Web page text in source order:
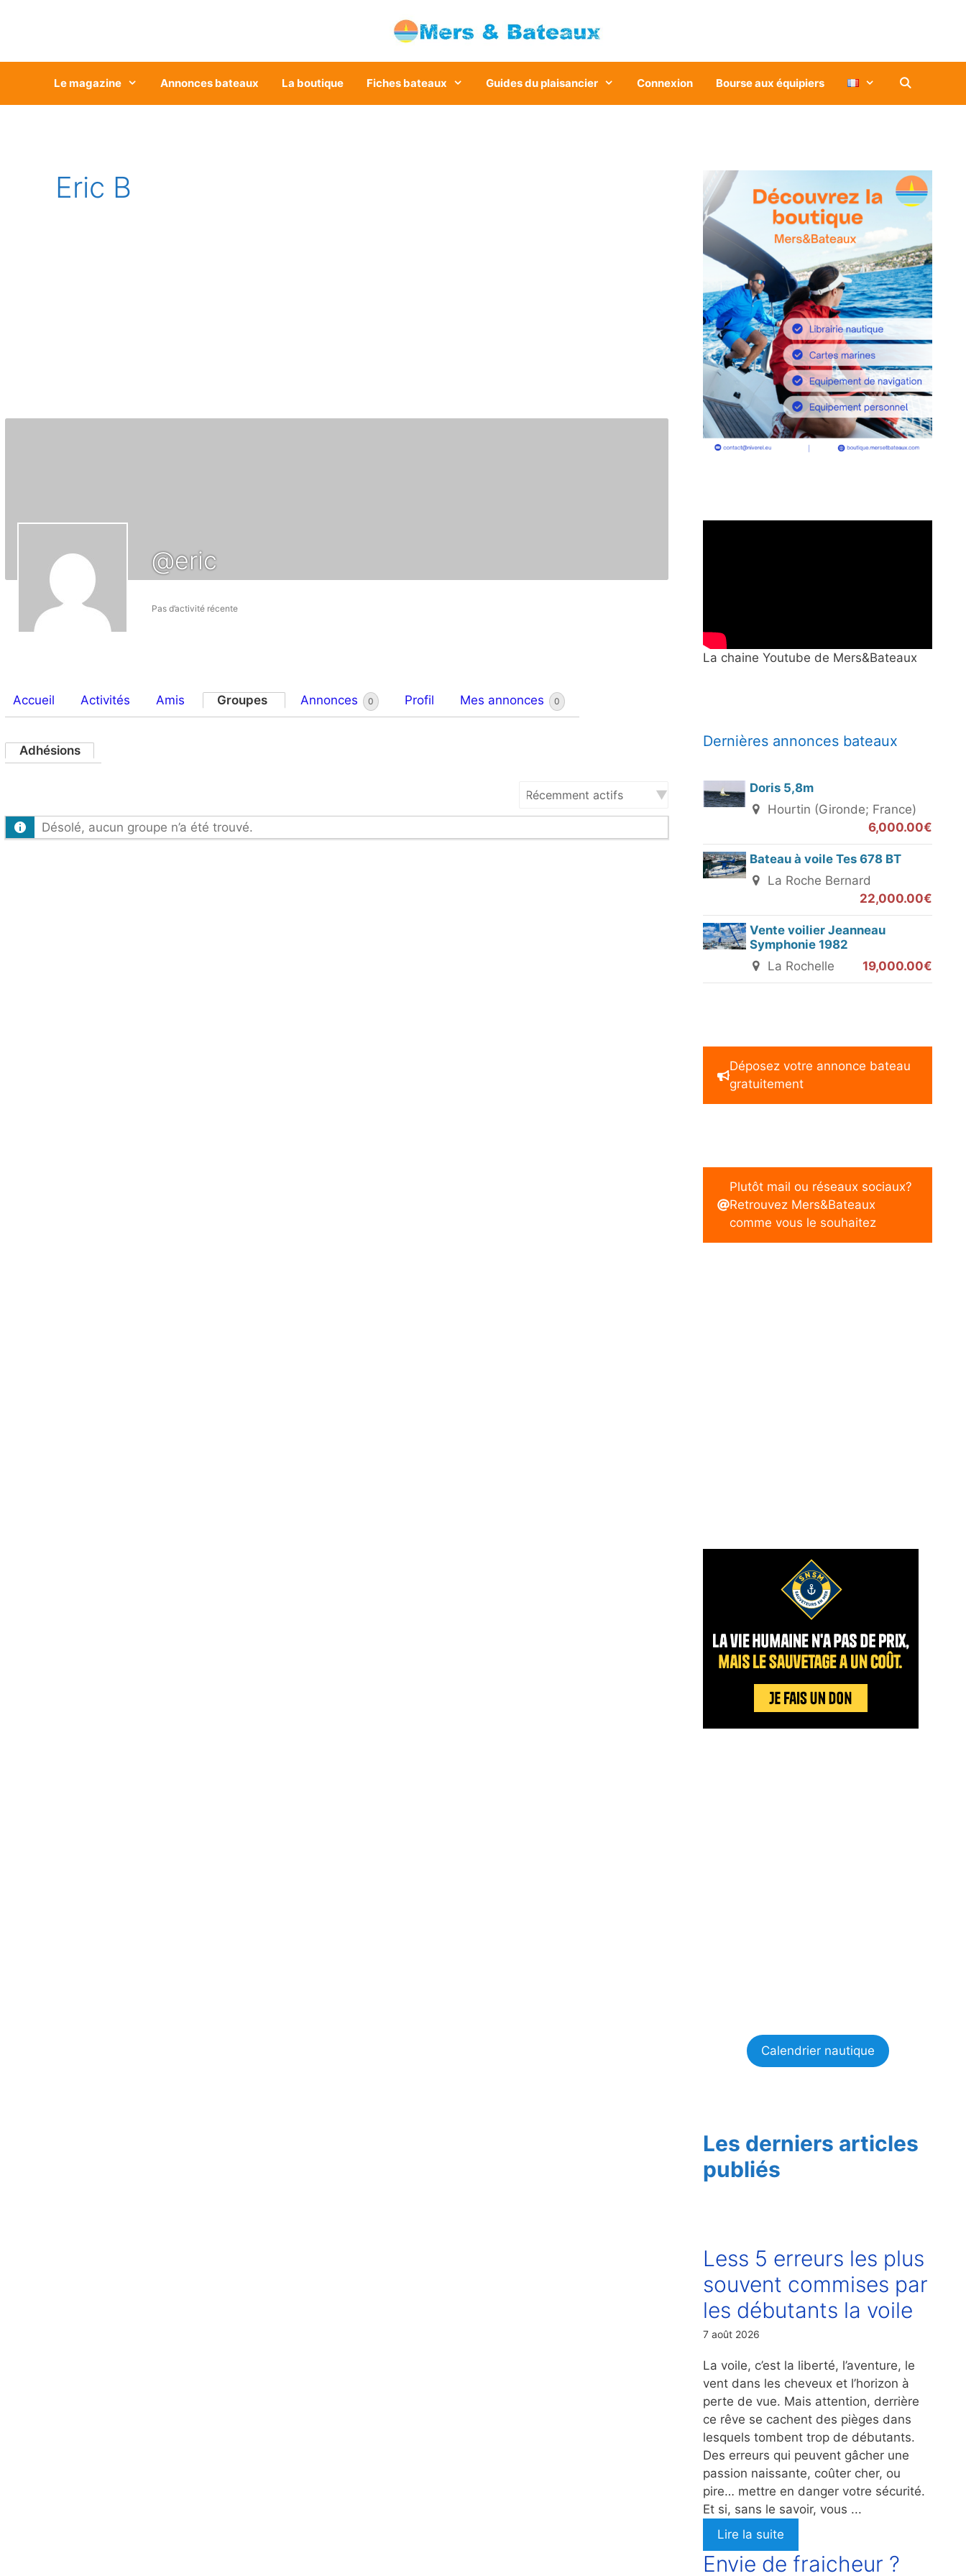
Le magazine Annonces bateaux La boutique Fiches bateaux Guides du plaisancier Connexion Bourse aux équipiers
Eric B
@eric
Pas d’activité récente
Accueil Activités Amis Groupes Annonces 0 Profil Mes annonces 0
Adhésions
Désolé, aucun groupe n’a été trouvé.
La chaine Youtube de Mers&Bateaux
Dernières annonces bateaux
Doris 5,8m
Hourtin (Gironde; France)
6,000.00€
Bateau à voile Tes 678 BT
La Roche Bernard
22,000.00€
Vente voilier Jeanneau
Symphonie 1982
La Rochelle
19,000.00€
Déposez votre annonce bateau
gratuitement
Plutôt mail ou réseaux sociaux?
Retrouvez Mers&Bateaux
comme vous le souhaitez
Calendrier nautique
Les derniers articles
publiés
Less 5 erreurs les plus
souvent commises par
les débutants la voile
7 août 2026
La voile, c’est la liberté, l’aventure, le
vent dans les cheveux et l’horizon à
perte de vue. Mais attention, derrière
ce rêve se cachent des pièges dans
lesquels tombent trop de débutants.
Des erreurs qui peuvent gâcher une
passion naissante, coûter cher, ou
pire… mettre en danger votre sécurité.
Et si, sans le savoir, vous ...
Lire la suite
Envie de fraicheur ?